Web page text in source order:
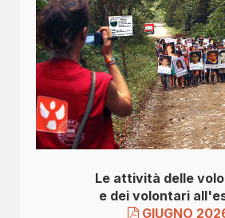
Le attività delle
e dei volontari
GIUGNO